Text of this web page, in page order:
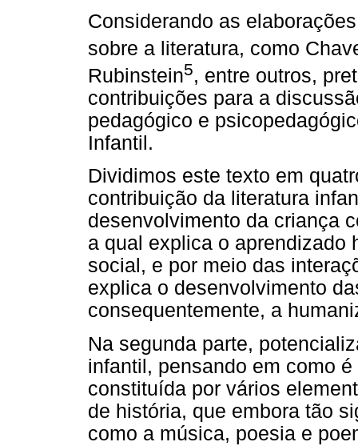
Considerando as
sobre a literatura, como
Rubinstein5, entre outros,
contribuições para a
pedagógico e
Infantil.
Dividimos este texto em
contribuição da literatura
desenvolvimento da criança
a qual explica o aprendizado
social, e por meio das
explica o desenvolvimento
consequentemente, a
Na segunda parte,
infantil, pensando em como
constituída por vários
de história, que embora tão
como a música, poesia e